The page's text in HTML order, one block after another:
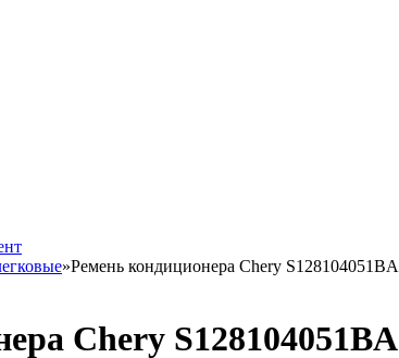
»Ремень кондиционера Chery S128104051BA
Chery S128104051BA